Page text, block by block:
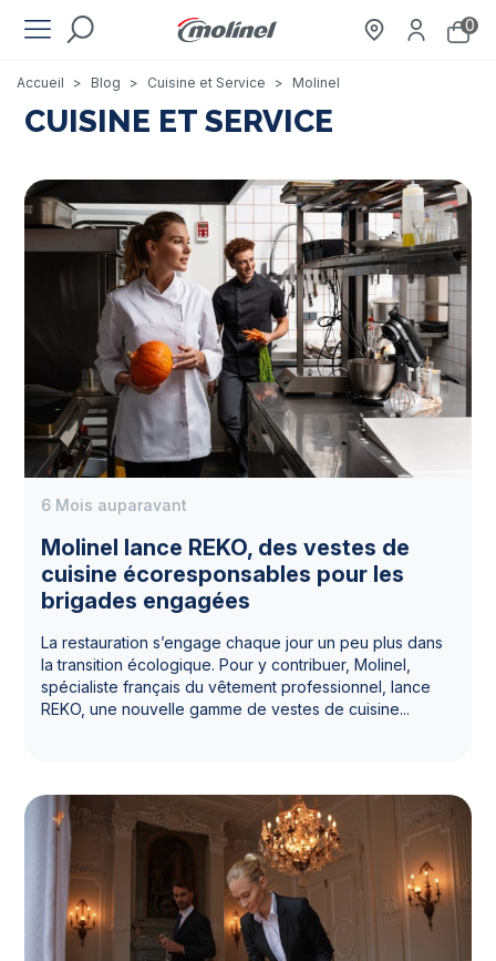
0
Accueil > Blog > Cuisine et Service > Molinel
CUISINE ET SERVICE
Molinel lance REKO, des vestes de
cuisine écoresponsables pour les
brigades engagées
6 Mois auparavant
La restauration s’engage chaque jour un peu plus dans
la transition écologique. Pour y contribuer, Molinel,
spécialiste français du vêtement professionnel, lance
REKO, une nouvelle gamme de vestes de cuisine...